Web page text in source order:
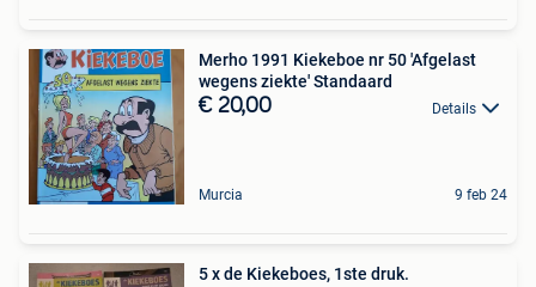
Merho 1991 Kiekeboe nr 50 'Afgelast
wegens ziekte' Standaard
€ 20,00 Details
Murcia 9 feb 24
5 x de Kiekeboes, 1ste druk.